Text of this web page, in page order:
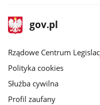
stopka
gov.plStrona
gov.pl
Rządowe Centrum
Polityka cookies
Służba cywilna
Profil zaufany